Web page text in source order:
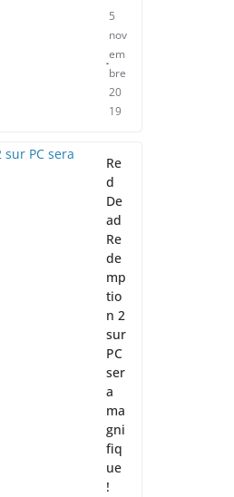
5
nov
em
bre
20
19
Re
d
De
ad
Re
de
mp
tio
n 2
sur
PC
ser
a
ma
gni
fiq
ue
!